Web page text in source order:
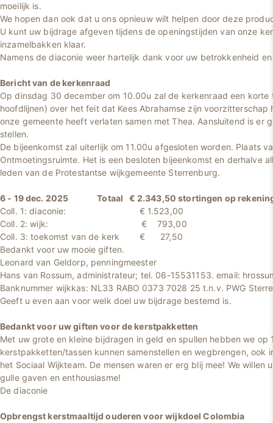
moeilijk is.
We hopen dan ook dat u ons opnieuw wilt helpen door deze
U kunt uw bijdrage afgeven tijdens de openingstijden van onze
inzamelbakken klaar.
Namens de diaconie weer hartelijk dank voor uw betrokkenheid
Bericht van de kerkenraad
Op dinsdag 30 december om 10.00u zal de kerkenraad een
hoofdlijnen) over het feit dat Kees Abrahamse zijn voorzitterschap
onze gemeente heeft verlaten samen met Thea. Aansluitend is er
stellen.
De bijeenkomst zal uiterlijk om 11.00u afgesloten worden. Plaats
Ontmoetingsruimte. Het is een besloten bijeenkomst en derhalve
leden van de Protestantse wijkgemeente Sterrenburg.
6 - 19 dec. 2025 Totaal € 2.343,50 stortingen op
Coll. 1: diaconie: € 1.523,00
Coll. 2: wijk: € 793,00
Coll. 3: toekomst van de kerk €
Bedankt voor uw mooie giften.
Leonard van Geldorp, penningmeester
Hans van Rossum, administrateur; tel. 06-15531153. email:
Banknummer wijkkas: NL33 RABO 0373 7028 25 t.n.v. PWG
Geeft u even aan voor welk doel uw bijdrage bestemd is.
Bedankt voor uw giften voor de kerstpakketten
Met uw grote en kleine bijdragen in geld en spullen hebben we op
kerstpakketten/tassen kunnen samenstellen en wegbrengen, ook
het Sociaal Wijkteam. De mensen waren er erg blij mee! We willen
gulle gaven en enthousiasme!
De diaconie
Opbrengst kerstmaaltijd ouderen voor wijkdoel Colombia